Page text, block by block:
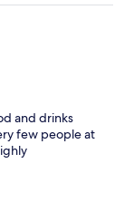
and drinks
few people at